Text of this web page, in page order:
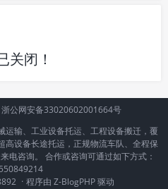
关闭！
浙公网安备33020602001664号
运输、工业设备托运、工程设备搬迁，覆
高设备长途托运，正规物流车队、全程保
电咨询。 合作或咨询可通过如下方式：
· 程序由 Z-BlogPHP驱动